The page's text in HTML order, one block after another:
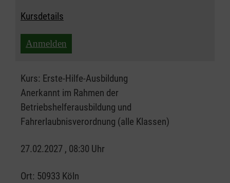
Kursdetails
Anmelden
Kurs: Erste-Hilfe-Ausbildung
Anerkannt im Rahmen der
Betriebshelferausbildung und
Fahrerlaubnisverordnung (alle Klassen)
27.02.2027 , 08:30 Uhr
Ort: 50933 Köln